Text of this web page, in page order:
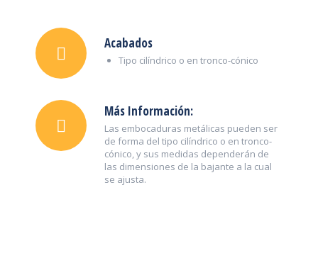
Acabados
Tipo cilíndrico o en tronco-cónico
Más Información:
Las embocaduras metálicas pueden ser
de forma del tipo cilíndrico o en tronco-
cónico, y sus medidas dependerán de
las dimensiones de la bajante a la cual
se ajusta.